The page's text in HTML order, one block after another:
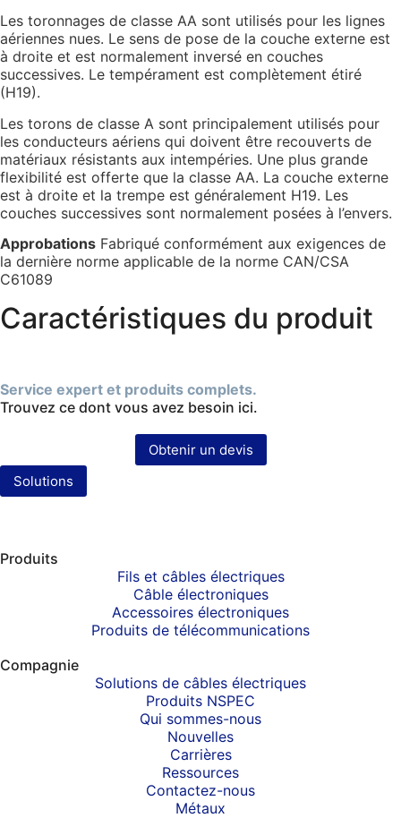
Les toronnages de classe AA sont utilisés pour les lignes
aériennes nues. Le sens de pose de la couche externe est
à droite et est normalement inversé en couches
successives. Le tempérament est complètement étiré
(H19).
Les torons de classe A sont principalement utilisés pour
les conducteurs aériens qui doivent être recouverts de
matériaux résistants aux intempéries. Une plus grande
flexibilité est offerte que la classe AA. La couche externe
est à droite et la trempe est généralement H19. Les
couches successives sont normalement posées à l’envers.
Approbations Fabriqué conformément aux exigences de
la dernière norme applicable de la norme CAN/CSA
C61089
Caractéristiques du produit
Service expert et produits complets.
Trouvez ce dont vous avez besoin ici.
Obtenir un devis
Solutions
Produits
Fils et câbles électriques
Câble électroniques
Accessoires électroniques
Produits de télécommunications
Compagnie
Solutions de câbles électriques
Produits NSPEC
Qui sommes-nous
Nouvelles
Carrières
Ressources
Contactez-nous
Métaux